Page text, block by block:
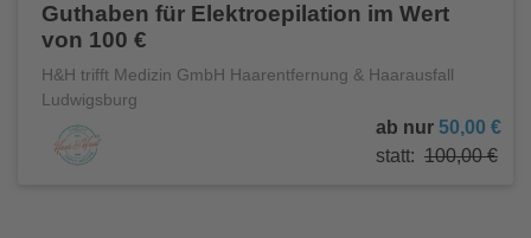
Guthaben für Elektroepilation im Wert
von 100 €
H&H trifft Medizin GmbH Haarentfernung & Haarausfall
Ludwigsburg
ab nur 50,00 €
statt: 100,00 €